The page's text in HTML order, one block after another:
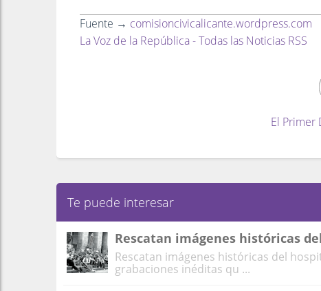
Fuente → comisioncivicalicante.wordpress.com
La Voz de la República - Todas las Noticias RSS
El Primer
Te puede interesar
Rescatan imágenes históricas
Rescatan imágenes históricas del
grabaciones inéditas qu ...